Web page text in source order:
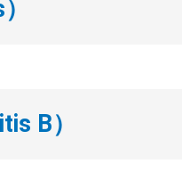
B）